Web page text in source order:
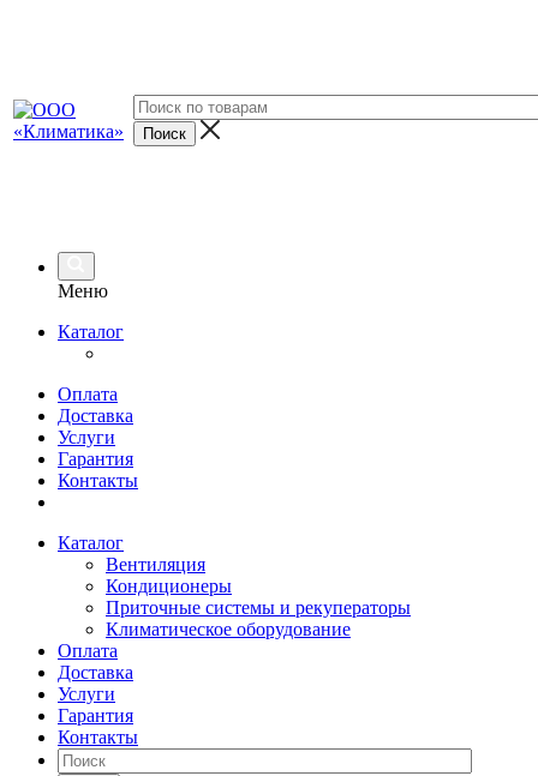
Меню
Каталог
Оплата
Доставка
Услуги
Гарантия
Контакты
Каталог
Вентиляция
Кондиционеры
Приточные системы и рекуператоры
Климатическое оборудование
Оплата
Доставка
Услуги
Гарантия
Контакты